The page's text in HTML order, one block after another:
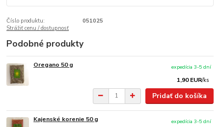
Číslo produktu:
051025
Strážiť cenu / dostupnosť
Podobné produkty
Oregano 50 g
1,90 EUR/ks
expedícia 3-5 dní
Pridať do košíka
Kajenské korenie 50 g
expedícia 3-5 dní